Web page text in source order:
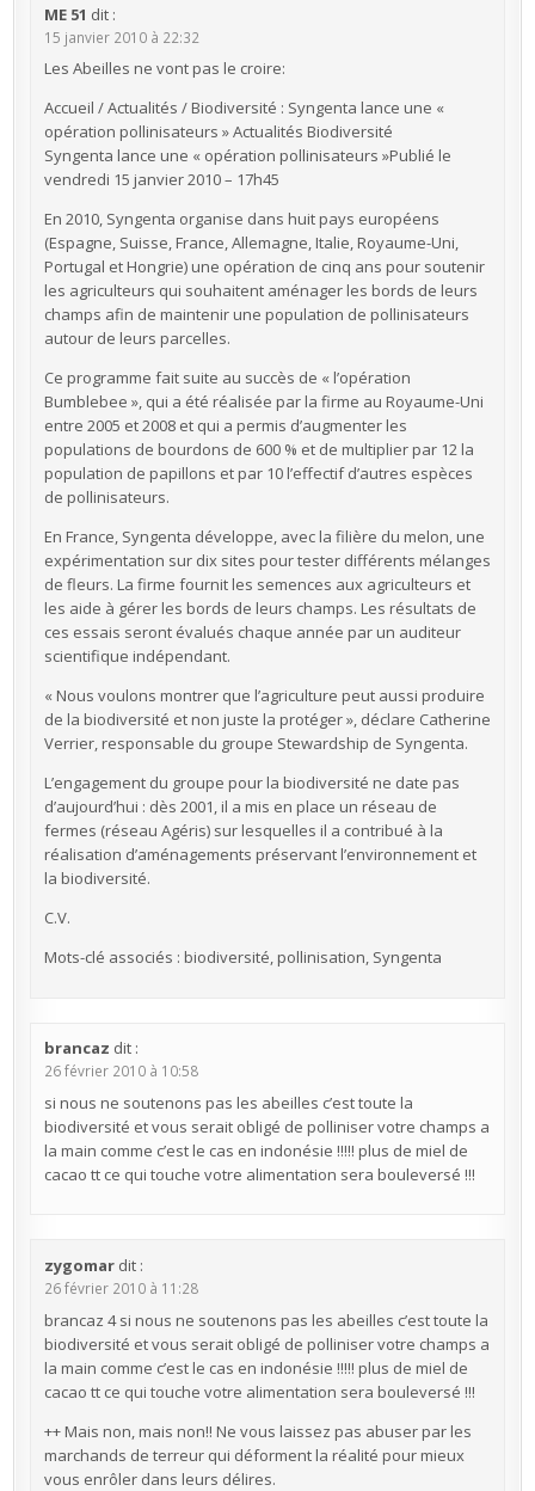
ME 51 dit :
15 janvier 2010 à 22:32
Les Abeilles ne vont pas le croire:
Accueil / Actualités / Biodiversité : Syngenta lance une «
opération pollinisateurs » Actualités Biodiversité
Syngenta lance une « opération pollinisateurs »Publié le
vendredi 15 janvier 2010 – 17h45
En 2010, Syngenta organise dans huit pays européens
(Espagne, Suisse, France, Allemagne, Italie, Royaume-Uni,
Portugal et Hongrie) une opération de cinq ans pour soutenir
les agriculteurs qui souhaitent aménager les bords de leurs
champs afin de maintenir une population de pollinisateurs
autour de leurs parcelles.
Ce programme fait suite au succès de « l’opération
Bumblebee », qui a été réalisée par la firme au Royaume-Uni
entre 2005 et 2008 et qui a permis d’augmenter les
populations de bourdons de 600 % et de multiplier par 12 la
population de papillons et par 10 l’effectif d’autres espèces
de pollinisateurs.
En France, Syngenta développe, avec la filière du melon, une
expérimentation sur dix sites pour tester différents mélanges
de fleurs. La firme fournit les semences aux agriculteurs et
les aide à gérer les bords de leurs champs. Les résultats de
ces essais seront évalués chaque année par un auditeur
scientifique indépendant.
« Nous voulons montrer que l’agriculture peut aussi produire
de la biodiversité et non juste la protéger », déclare Catherine
Verrier, responsable du groupe Stewardship de Syngenta.
L’engagement du groupe pour la biodiversité ne date pas
d’aujourd’hui : dès 2001, il a mis en place un réseau de
fermes (réseau Agéris) sur lesquelles il a contribué à la
réalisation d’aménagements préservant l’environnement et
la biodiversité.
C.V.
Mots-clé associés : biodiversité, pollinisation, Syngenta
brancaz dit :
26 février 2010 à 10:58
si nous ne soutenons pas les abeilles c’est toute la
biodiversité et vous serait obligé de polliniser votre champs a
la main comme c’est le cas en indonésie !!!!! plus de miel de
cacao tt ce qui touche votre alimentation sera bouleversé !!!
zygomar dit :
26 février 2010 à 11:28
brancaz 4 si nous ne soutenons pas les abeilles c’est toute la
biodiversité et vous serait obligé de polliniser votre champs a
la main comme c’est le cas en indonésie !!!!! plus de miel de
cacao tt ce qui touche votre alimentation sera bouleversé !!!
++ Mais non, mais non!! Ne vous laissez pas abuser par les
marchands de terreur qui déforment la réalité pour mieux
vous enrôler dans leurs délires.